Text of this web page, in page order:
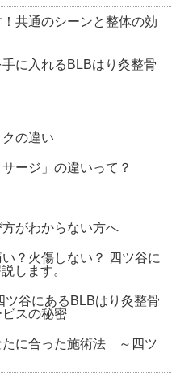
共通のシーンと整体の効
に入れるBLBはり灸整骨
の違い
ージ」の違いって？
方がわからない方へ
？火傷しない？ 四ツ谷に
します。
谷にあるBLBはり灸整骨
スの秘密
たに合った施術法 ～四ツ